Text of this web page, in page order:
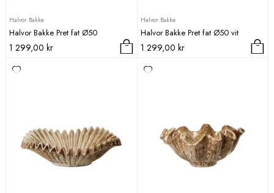
Halvor Bakke
Halvor Bakke Pret fat Ø50
1 299,00 kr
Halvor Bakke
Halvor Bakke Pret fat Ø50 vit
1 299,00 kr